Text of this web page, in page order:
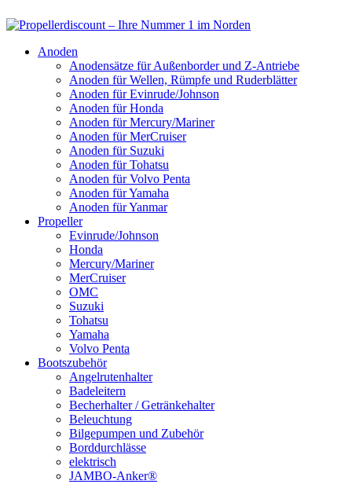
Anoden
Anodensätze für Außenborder und Z-Antriebe
Anoden für Wellen, Rümpfe und Ruderblätter
Anoden für Evinrude/Johnson
Anoden für Honda
Anoden für Mercury/Mariner
Anoden für MerCruiser
Anoden für Suzuki
Anoden für Tohatsu
Anoden für Volvo Penta
Anoden für Yamaha
Anoden für Yanmar
Propeller
Evinrude/Johnson
Honda
Mercury/Mariner
MerCruiser
OMC
Suzuki
Tohatsu
Yamaha
Volvo Penta
Bootszubehör
Angelrutenhalter
Badeleitern
Becherhalter / Getränkehalter
Beleuchtung
Bilgepumpen und Zubehör
Borddurchlässe
elektrisch
JAMBO-Anker®